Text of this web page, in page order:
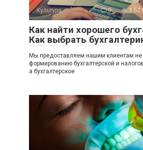
Культура 0 3
Как найти хорошего
Как выбрать
Мы предоставляем нашим клиентам не
формированию бухгалтерской и
а бухгалтерское